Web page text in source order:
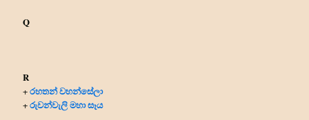
Q
R
+රහතන් වහන්සේලා
+රුවන්වැලි මහා සෑය